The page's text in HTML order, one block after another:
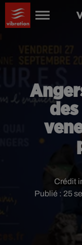
Publié : 25
Crédit